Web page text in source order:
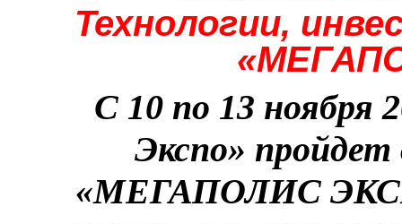
Технологии,
С 10 по 13 ноября
Экспо»
«МЕГАПОЛИС